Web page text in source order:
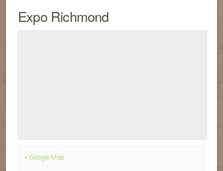
Expo Richmond
+ Google Map